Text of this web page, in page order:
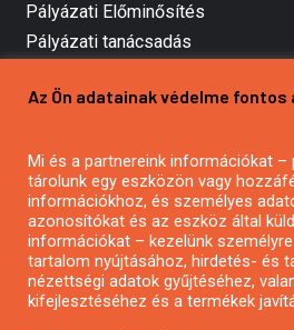
Pályázati Előminősítés
Pályázati tanácsadás
Mezőgazdasági pályázatírás
Pályázatírás civil szervezeteknek
Pályázatírás önkormányzatoknak
Pályázatfigyelés
Specifikus pályázatfigyelés vagy
Az Ön adatainak védelme fontos
Mi és a partnereink információkat –
tárolunk egy eszközön vagy
információkhoz, és személyes
azonosítókat és az eszköz által
információkat – kezelünk
tartalom nyújtásához, hirdetés- és
nézettségi adatok gyűjtéséhez,
kifejlesztéséhez és a termékek